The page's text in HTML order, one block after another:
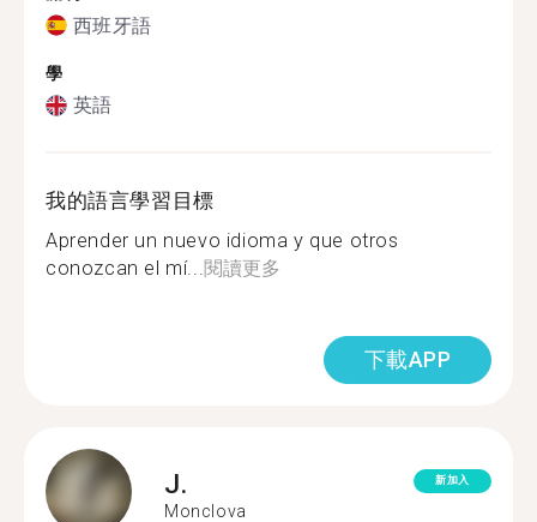
西班牙語
學
英語
我的語言學習目標
Aprender un nuevo idioma y que otros
conozcan el mí...閱讀更多
下載APP
J.
Monclova
新加入